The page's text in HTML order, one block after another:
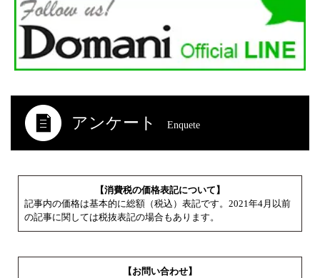
アンケート Enquete
【消費税の価格表記について】
記事内の価格は基本的に総額（税込）表記です。2021年4月以前
の記事に関しては税抜表記の場合もあります。
【お問い合わせ】